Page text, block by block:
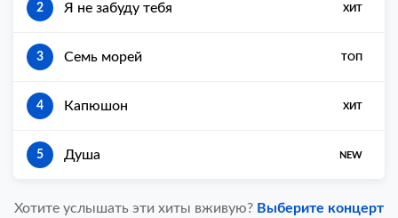
2 Я не забуду тебя ХИТ
3 Семь морей ТОП
4 Капюшон ХИТ
5 Душа NEW
Хотите услышать эти хиты вживую? Выберите концерт